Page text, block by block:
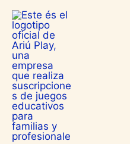
contenido
contenido